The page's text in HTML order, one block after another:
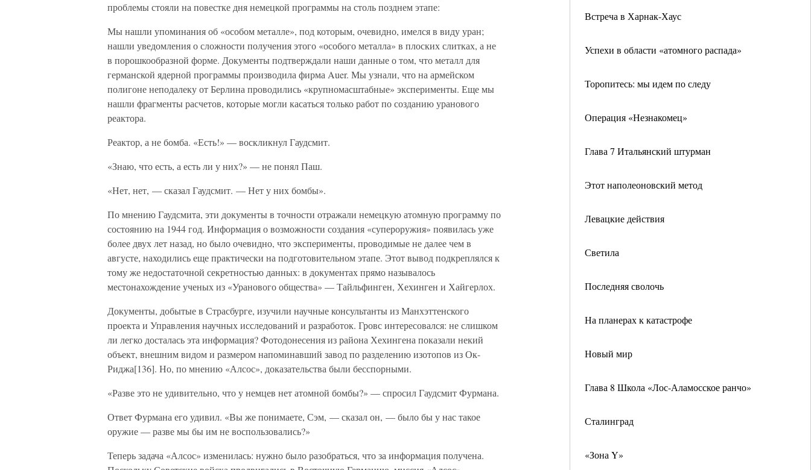
Встреча в Харнак-Хаус
Успехи в области «атомного распада»
Торопитесь: мы идем по следу
Операция «Незнакомец»
Глава 7 Итальянский штурман
Этот наполеоновский метод
Левацкие действия
Светила
Последняя сволочь
На планерах к катастрофе
Новый мир
Глава 8 Школа «Лос-Аламосское ранчо»
Сталинград
«Зона Y»
проблемы стояли на повестке дня немецкой программы на столь позднем этапе:
Мы нашли упоминания об «особом металле», под которым, очевидно, имелся в виду уран;
нашли уведомления о сложности получения этого «особого металла» в плоских слитках, а не
в порошкообразной форме. Документы подтверждали наши данные о том, что металл для
германской ядерной программы производила фирма Auer. Мы узнали, что на армейском
полигоне неподалеку от Берлина проводились «крупномасштабные» эксперименты. Еще мы
нашли фрагменты расчетов, которые могли касаться только работ по созданию уранового
реактора.
Реактор, а не бомба. «Есть!» — воскликнул Гаудсмит.
«Знаю, что есть, а есть ли у них?» — не понял Паш.
«Нет, нет, — сказал Гаудсмит. — Нет у них бомбы».
По мнению Гаудсмита, эти документы в точности отражали немецкую атомную программу по
состоянию на 1944 год. Информация о возможности создания «супероружия» появилась уже
более двух лет назад, но было очевидно, что эксперименты, проводимые не далее чем в
августе, находились еще практически на подготовительном этапе. Этот вывод подкреплялся к
тому же недостаточной секретностью данных: в документах прямо называлось
местонахождение ученых из «Уранового общества» — Тайльфинген, Хехинген и Хайгерлох.
Документы, добытые в Страсбурге, изучили научные консультанты из Манхэттенского
проекта и Управления научных исследований и разработок. Гровс интересовался: не слишком
ли легко досталась эта информация? Фотодонесения из района Хехингена показали некий
объект, внешним видом и размером напоминавший завод по разделению изотопов из Ок-
Риджа[136]. Но, по мнению «Алсос», доказательства были бесспорными.
«Разве это не удивительно, что у немцев нет атомной бомбы?» — спросил Гаудсмит Фурмана.
Ответ Фурмана его удивил. «Вы же понимаете, Сэм, — сказал он, — было бы у нас такое
оружие — разве мы бы им не воспользовались?»
Теперь задача «Алсос» изменилась: нужно было разобраться, что за информация получена.